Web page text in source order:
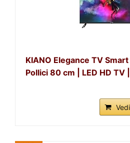
KIANO Elegance TV
Pollici 80 cm | LED HD TV